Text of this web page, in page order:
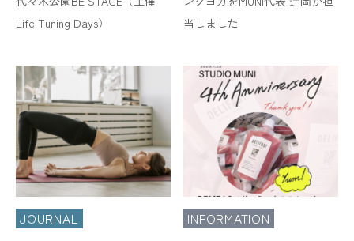
Life Tuning Days）
当しました
JOURNAL INFORMATION